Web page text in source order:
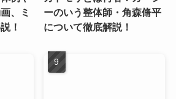
、ミ
！
ーのいう整体師・角森脩平
について徹底解説！